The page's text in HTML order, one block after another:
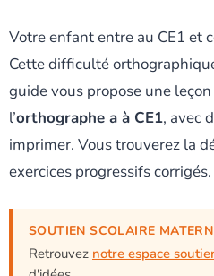
Votre enfant entre au CE1 et
Cette difficulté
guide vous propose une
l’orthographe a à CE1, avec
imprimer. Vous trouverez la
exercices progressifs corrigés.
SOUTIEN SCOLAIRE
Retrouvez notre espace